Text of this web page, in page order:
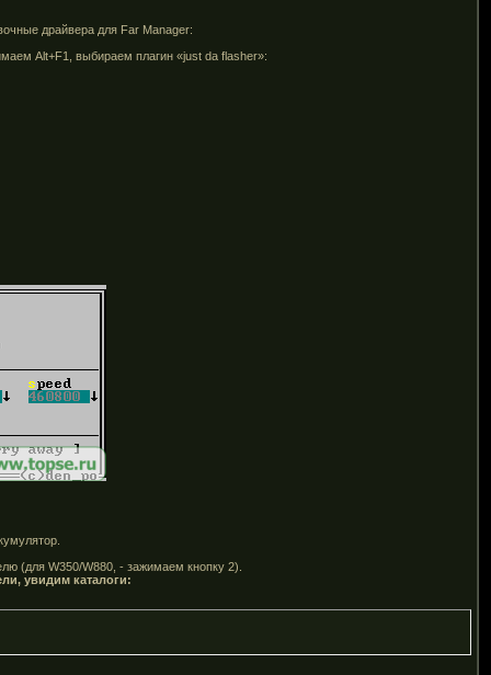
драйвера для Far Manager:
Alt+F1, выбираем плагин «just da flasher»:
(для W350/W880, - зажимаем кнопку 2).
увидим каталоги: